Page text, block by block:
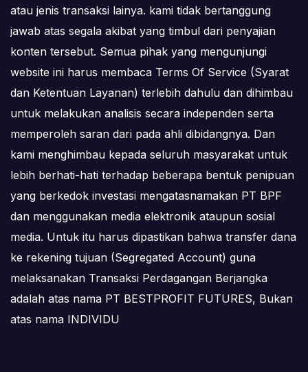
atau jenis transaksi lainya. kami tidak bertanggung
jawab atas segala akibat yang timbul dari penyajian
konten tersebut. Semua pihak yang mengunjungi
website ini harus membaca Terms Of Service (Syarat
dan Ketentuan Layanan) terlebih dahulu dan dihimbau
untuk melakukan analisis secara independen serta
memperoleh saran dari pada ahli dibidangnya. Dan
kami menghimbau kepada seluruh masyarakat untuk
lebih berhati-hati terhadap beberapa bentuk penipuan
yang berkedok investasi mengatasnamakan PT BPF
dan menggunakan media elektronik ataupun sosial
media. Untuk itu harus dipastikan bahwa transfer dana
ke rekening tujuan (Segregated Account) guna
melaksanakan Transaksi Perdagangan Berjangka
adalah atas nama PT BESTPROFIT FUTURES, Bukan
atas nama INDIVIDU